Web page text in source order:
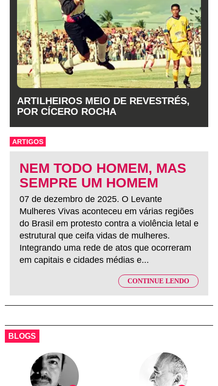
ARTILHEIROS MEIO DE REVESTRÉS,
POR CÍCERO ROCHA
ARTIGOS
NEM TODO HOMEM, MAS
SEMPRE UM HOMEM
07 de dezembro de 2025. O Levante
Mulheres Vivas aconteceu em várias regiões
do Brasil em protesto contra a violência letal e
estrutural que ceifa vidas de mulheres.
Integrando uma rede de atos que ocorreram
em capitais e cidades médias e...
CONTINUE LENDO
BLOGS